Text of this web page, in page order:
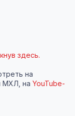
здесь.
на
МХЛ, на YouTube-